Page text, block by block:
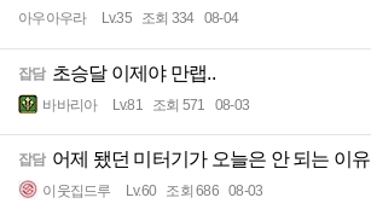
아우아우라 Lv.35 조회 334 08-04
잡담 초승달 이제야 만랩..
바바리아 Lv.81 조회 571 08-03
잡담 어제 됐던 미터기가 오늘은 안 되는 이유
이웃집드루 Lv.60 조회 686 08-03